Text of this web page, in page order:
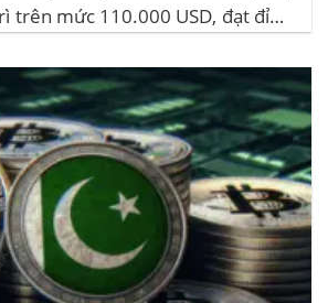
trên mức 110.000 USD, đạt đỉnh
từ trước đến nay của...